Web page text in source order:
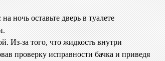
ночь оставьте дверь в туалете
Из-за того, что жидкость внутри
проверку исправности бачка и приведя